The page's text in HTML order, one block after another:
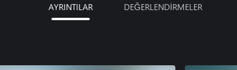
AYRINTILAR DEĞERLENDİRMELER